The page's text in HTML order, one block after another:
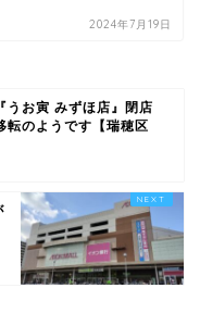
2024年7月19日
うお寅 みずほ店』閉店
転のようです【瑞穂区